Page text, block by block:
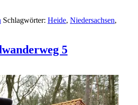
Schlagwörter: Heide, Niedersachsen,
5